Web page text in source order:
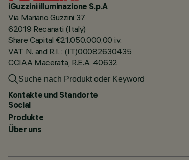
iGuzzini illuminazione S.p.A
Via Mariano Guzzini 37
62019 Recanati (Italy)
Share Capital €21.050.000,00 i.v.
VAT N. and R.I. : (IT)00082630435
CCIAA Macerata, R.E.A. 40632
Kontakte und Standorte
Social
Produkte
Über uns